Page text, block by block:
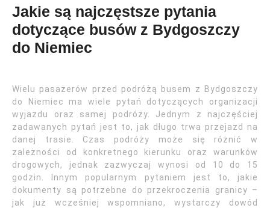
Jakie są najczęstsze pytania
dotyczące busów z Bydgoszczy
do Niemiec
Wielu pasażerów przed podróżą busem z Bydgoszczy
do Niemiec ma wiele pytań dotyczących organizacji
wyjazdu oraz samej podróży. Jednym z najczęściej
zadawanych pytań jest to, jak długo trwa przejazd na
danej trasie. Czas podróży może się różnić w
zależności od konkretnego kierunku oraz warunków
drogowych, jednak zazwyczaj wynosi od 10 do 15
godzin. Innym popularnym pytaniem jest to, jakie
dokumenty są potrzebne do przekroczenia granicy –
jak już wcześniej wspomniano, wystarczy dowód